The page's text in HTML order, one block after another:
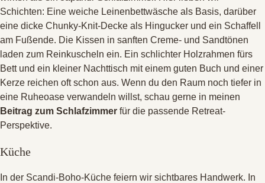
Schichten: Eine weiche Leinenbettwäsche als Basis, darüber
eine dicke Chunky-Knit-Decke als Hingucker und ein Schaffell
am Fußende. Die Kissen in sanften Creme- und Sandtönen
laden zum Reinkuscheln ein. Ein schlichter Holzrahmen fürs
Bett und ein kleiner Nachttisch mit einem guten Buch und einer
Kerze reichen oft schon aus. Wenn du den Raum noch tiefer in
eine Ruheoase verwandeln willst, schau gerne in meinen
Beitrag zum Schlafzimmer für die passende Retreat-
Perspektive.
Küche
In der Scandi-Boho-Küche feiern wir sichtbares Handwerk. In